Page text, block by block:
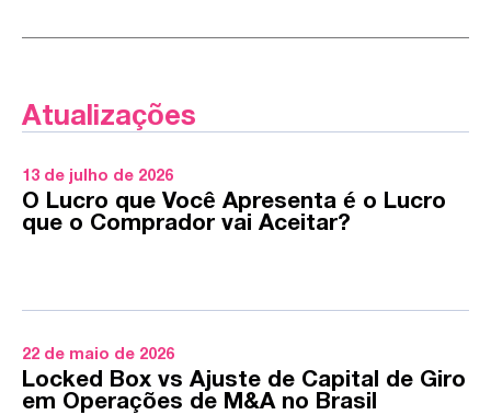
Atualizações
13 de julho de 2026
O Lucro que Você Apresenta é o Lucro
que o Comprador vai Aceitar?
22 de maio de 2026
Locked Box vs Ajuste de Capital de Giro
em Operações de M&A no Brasil